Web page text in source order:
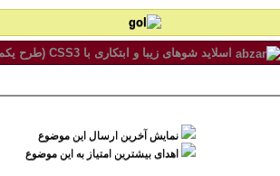
اسلاید شوهای زیبا و ابتکاری با CSS3 (طرح یکم)
نمایش آخرین ارسال این موضوع
اهدای بیشترین امتیاز به این موضوع